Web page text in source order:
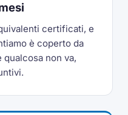
certificati, e
è coperto da
qualcosa non va,